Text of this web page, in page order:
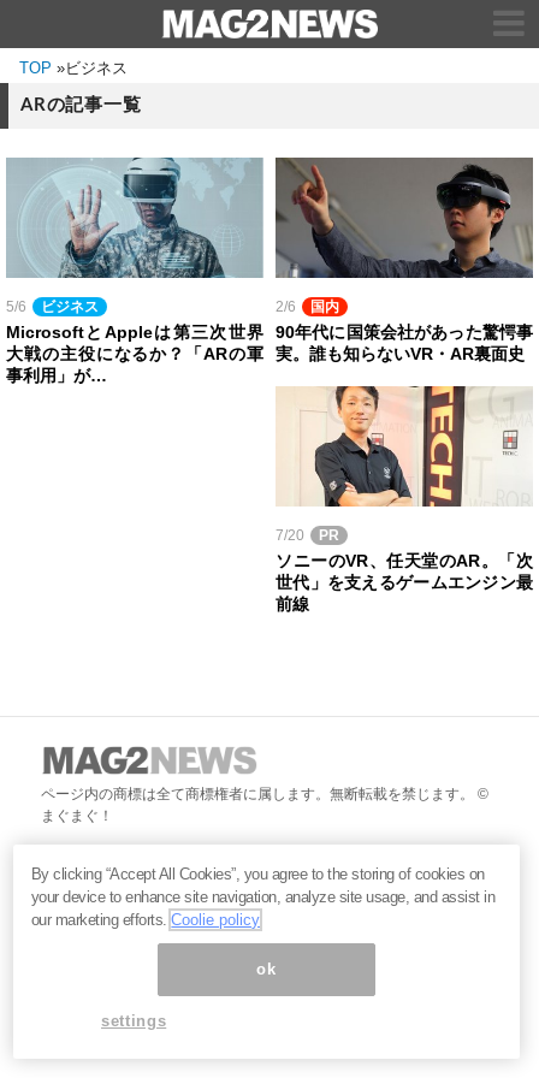
TOP »ビジネス
ARの記事一覧
5/6 ビジネス
MicrosoftとAppleは第三次世界
大戦の主役になるか？「ARの軍
事利用」が…
2/6 国内
90年代に国策会社があった驚愕事
実。誰も知らないVR・AR裏面史
7/20 PR
ソニーのVR、任天堂のAR。「次
世代」を支えるゲームエンジン最
前線
ページ内の商標は全て商標権者に属します。無断転載を禁じます。 ©
まぐまぐ！
By clicking “Accept All Cookies”, you agree to the storing of cookies on
your device to enhance site navigation, analyze site usage, and assist in
our marketing efforts.Coolie policy
ok
settings